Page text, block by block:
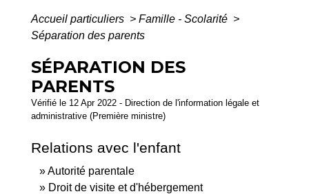
Accueil particuliers > Famille - Scolarité >
Séparation des parents
SÉPARATION DES
PARENTS
Vérifié le 12 Apr 2022 - Direction de l'information légale et
administrative (Première ministre)
Relations avec l'enfant
Autorité parentale
Droit de visite et d'hébergement